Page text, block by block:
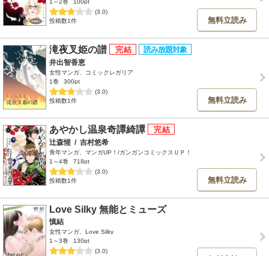
(3.0)
投稿数1件
無料立読み
滝夜叉姫の譜
井出智香恵
女性マンガ、コミックレガリア
1巻
300pt
(3.0)
投稿数1件
無料立読み
あやかし温泉奇譚綺譚
辻森惺 / 吉村悠希
青年マンガ、マンガUP！/ガンガンコミックスＵＰ！
1～4巻
718pt
(3.0)
投稿数1件
無料立読み
Love Silky 無能とミューズ
慎結
女性マンガ、Love Silky
1～3巻
130pt
(3.0)